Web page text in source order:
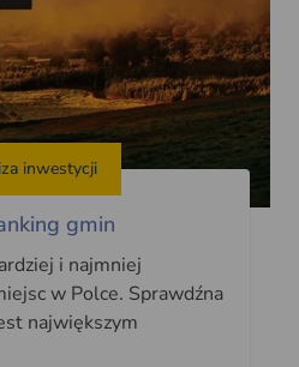
inwestycji
gmin
i najmniej
w Polce. Sprawdźna
największym